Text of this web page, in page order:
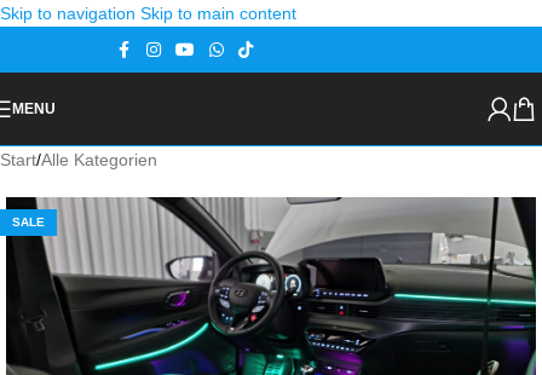
Skip to navigation Skip to main content
MENU
Start/Alle Kategorien
SALE